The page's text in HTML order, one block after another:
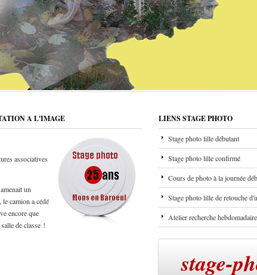
A L'IMAGE
associatives
un
camion a cédé
encore que
de classe !
LIENS STAGE PHOTO
Stage photo lille débutant
Stage photo lille confirmé
Cours de photo à la journée
Stage photo lille de retouche
Atelier recherche hebdomadaire
stage-